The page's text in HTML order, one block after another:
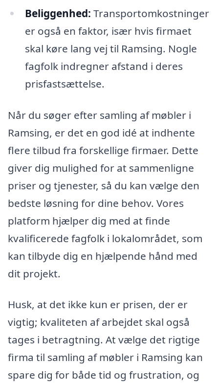
Beliggenhed: Transportomkostninger
er også en faktor, især hvis firmaet
skal køre lang vej til Ramsing. Nogle
fagfolk indregner afstand i deres
prisfastsættelse.
Når du søger efter samling af møbler i
Ramsing, er det en god idé at indhente
flere tilbud fra forskellige firmaer. Dette
giver dig mulighed for at sammenligne
priser og tjenester, så du kan vælge den
bedste løsning for dine behov. Vores
platform hjælper dig med at finde
kvalificerede fagfolk i lokalområdet, som
kan tilbyde dig en hjælpende hånd med
dit projekt.
Husk, at det ikke kun er prisen, der er
vigtig; kvaliteten af arbejdet skal også
tages i betragtning. At vælge det rigtige
firma til samling af møbler i Ramsing kan
spare dig for både tid og frustration, og